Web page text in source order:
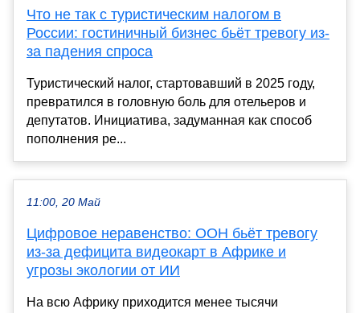
Что не так с туристическим налогом в
России: гостиничный бизнес бьёт тревогу из-
за падения спроса
Туристический налог, стартовавший в 2025 году,
превратился в головную боль для отельеров и
депутатов. Инициатива, задуманная как способ
пополнения ре...
11:00, 20 Май
Цифровое неравенство: ООН бьёт тревогу
из-за дефицита видеокарт в Африке и
угрозы экологии от ИИ
На всю Африку приходится менее тысячи